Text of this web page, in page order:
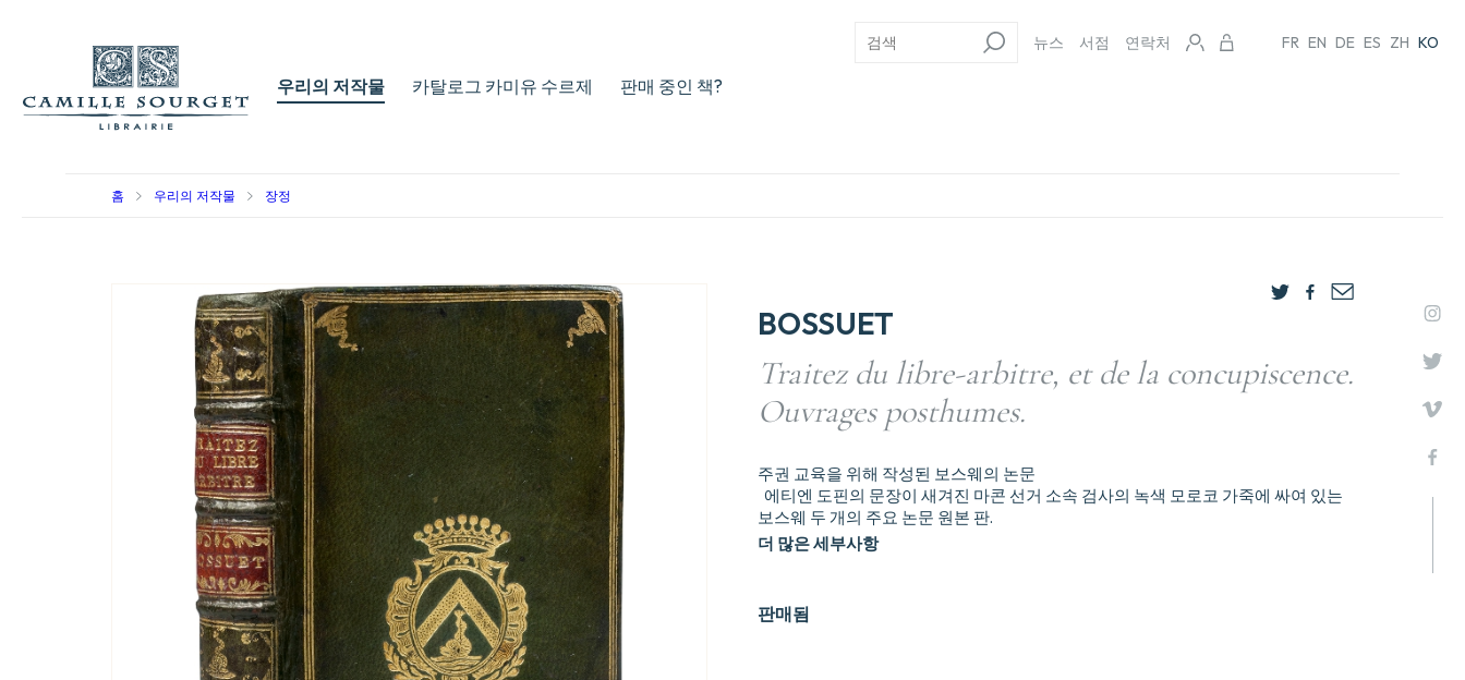
우리의 저작물 카탈로그 카미유 수르제 판매 중인 책?
뉴스 서점 연락처 FR EN DE ES ZH KO
홈 우리의 저작물 장정
BOSSUET
Traitez du libre-arbitre, et de la concupiscence.
Ouvrages posthumes.
판매됨
주권 교육을 위해 작성된 보스웨의 논문
에티엔 도핀의 문장이 새겨진 마콘 선거 소속 검사의 녹색 모로코 가죽에 싸여 있는
보스웨 두 개의 주요 논문 원본 판.
더 많은 세부사항